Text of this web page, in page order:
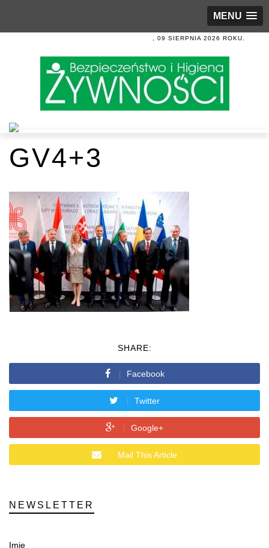
MENU
, 09 SIERPNIA 2026 ROKU.
GV4+3
SHARE:
Facebook
Twitter
Google+
Mail This Article
NEWSLETTER
Imię